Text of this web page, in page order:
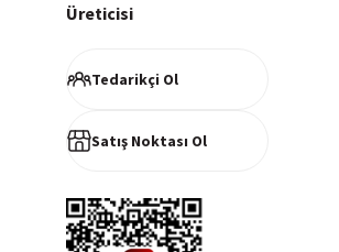
%100 müşteri memnuniyeti odaklı ve
Üreticisi
Tedarikçi Ol
Satış Noktası Ol